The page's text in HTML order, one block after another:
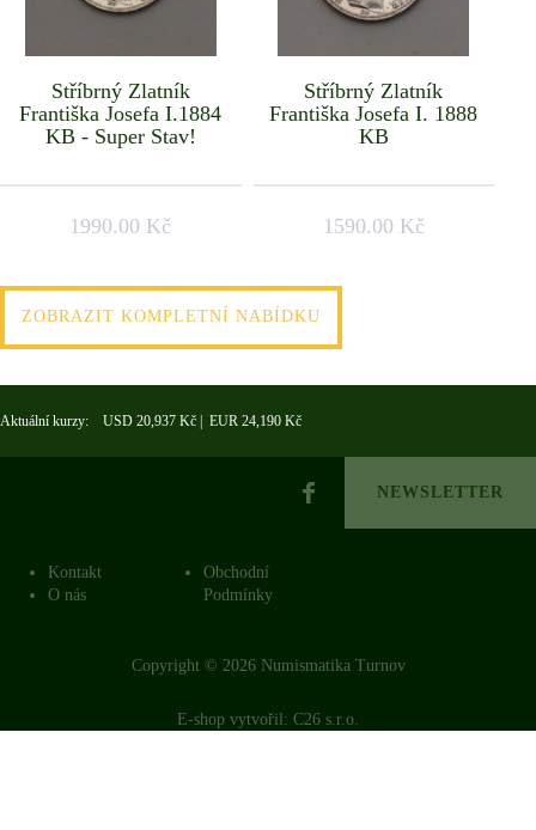
Stříbrný Zlatník
Františka Josefa I.1884
KB - Super Stav!
1990.00 Kč
Stříbrný Zlatník
Františka Josefa I. 1888
KB
1590.00 Kč
ZOBRAZIT KOMPLETNÍ NABÍDKU
Aktuální kurzy: USD 20,937 Kč | EUR 24,190 Kč
NEWSLETTER
Kontakt
O nás
Obchodní
Podmínky
Copyright © 2026 Numismatika Turnov
E-shop vytvořil: C26 s.r.o.